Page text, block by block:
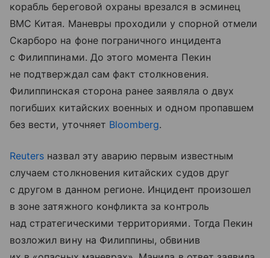
корабль береговой охраны врезался в эсминец
ВМС Китая. Маневры проходили у спорной отмели
Скарборо на фоне пограничного инцидента
с Филиппинами. До этого момента Пекин
не подтверждал сам факт столкновения.
Филиппинская сторона ранее заявляла о двух
погибших китайских военных и одном пропавшем
без вести, уточняет Bloomberg.
Reuters назвал эту аварию первым известным
случаем столкновения китайских судов друг
с другом в данном регионе. Инцидент произошел
в зоне затяжного конфликта за контроль
над стратегическими территориями. Тогда Пекин
возложил вину на Филиппины, обвинив